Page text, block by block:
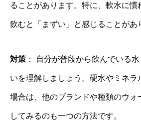
ることがあります。特に、軟水に慣
飲むと「まずい」と感じることがあ
対策 ： 自分が普段から飲んでいる
いを理解しましょう。硬水やミネラ
場合は、他のブランドや種類のウォ
してみるのも一つの方法です。